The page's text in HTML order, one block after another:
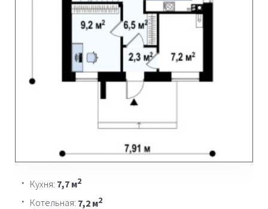
Кухня: 7,7 м2
Котельная: 7,2 м2